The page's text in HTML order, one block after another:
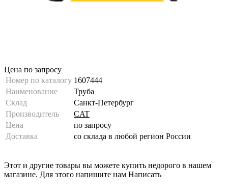
Цена по запросу
Номер по каталогу 1607444
Наименование
Труба
Склад
Санкт-Петербург
Производитель
CAT
Цена
по запросу
Доставка
со склада в любой регион России
Этот и другие товары вы можете купить недорого в нашем
магазине. Для этого напишите нам Написать